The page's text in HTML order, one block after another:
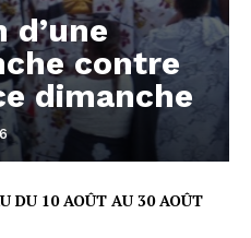
d’une
contre
dimanche
DU 10 AOÛT AU 30 AOÛT